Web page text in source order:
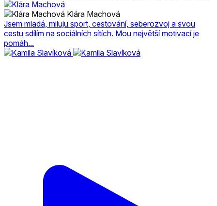
Klára Machová
Jsem mladá, miluju sport, cestování, seberozvoj a svou
cestu sdílím na sociálních sítích. Mou největší motivací je
pomáh...